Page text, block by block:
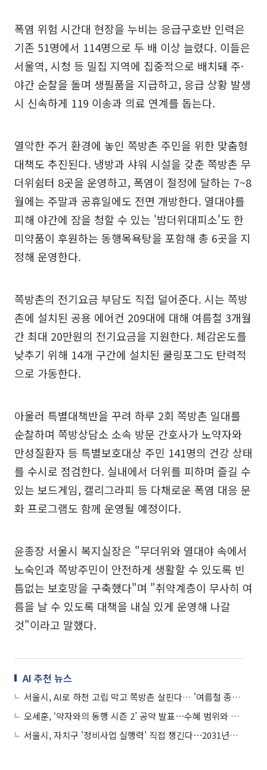
폭염 위험 시간대 현장을 누비는 응급구호반 인력은
기존 51명에서 114명으로 두 배 이상 늘렸다. 이들은
서울역, 시청 등 밀집 지역에 집중적으로 배치돼 주·
야간 순찰을 돌며 생필품을 지급하고, 응급 상황 발생
시 신속하게 119 이송과 의료 연계를 돕는다.
열악한 주거 환경에 놓인 쪽방촌 주민을 위한 맞춤형
대책도 추진된다. 냉방과 샤워 시설을 갖춘 쪽방촌 무
더위쉼터 8곳을 운영하고, 폭염이 절정에 달하는 7~8
월에는 주말과 공휴일에도 전면 개방한다. 열대야를
피해 야간에 잠을 청할 수 있는 '밤더위대피소'도 한
미약품이 후원하는 동행목욕탕을 포함해 총 6곳을 지
정해 운영한다.
쪽방촌의 전기요금 부담도 직접 덜어준다. 시는 쪽방
촌에 설치된 공용 에어컨 209대에 대해 여름철 3개월
간 최대 20만원의 전기요금을 지원한다. 체감온도를
낮추기 위해 14개 구간에 설치된 쿨링포그도 탄력적
으로 가동한다.
아울러 특별대책반을 꾸려 하루 2회 쪽방촌 일대를
순찰하며 쪽방상담소 소속 방문 간호사가 노약자와
만성질환자 등 특별보호대상 주민 141명의 건강 상태
를 수시로 점검한다. 실내에서 더위를 피하며 즐길 수
있는 보드게임, 캘리그라피 등 다채로운 폭염 대응 문
화 프로그램도 함께 운영될 예정이다.
윤종장 서울시 복지실장은 "무더위와 열대야 속에서
노숙인과 쪽방주민이 안전하게 생활할 수 있도록 빈
틈없는 보호망을 구축했다"며 "취약계층이 무사히 여
름을 날 수 있도록 대책을 내실 있게 운영해 나갈
것"이라고 말했다.
AI 추천 뉴스
서울시, AI로 하천 고립 막고 쪽방촌 살핀다… '여름철 종합대책' 가동
오세훈, ‘약자와의 동행 시즌 2’ 공약 발표⋯수혜 범위와 지원 내용 확대
서울시, 자치구 '정비사업 실행력' 직접 챙긴다⋯2031년까지 31만 가구 착공